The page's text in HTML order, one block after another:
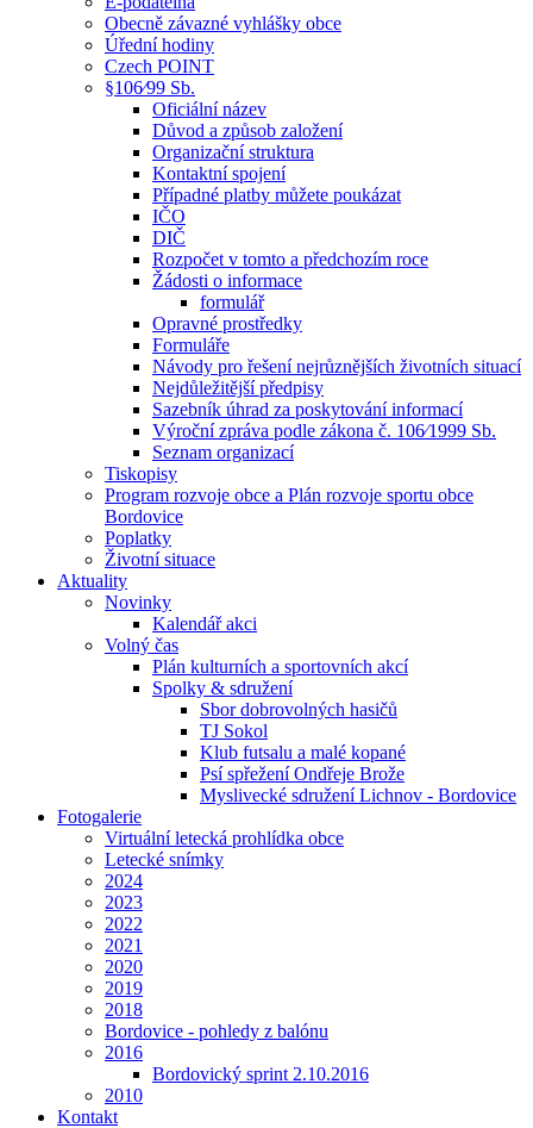
Obecně závazné vyhlášky obce
Úřední hodiny
Czech POINT
§106⁄99 Sb.
Oficiální název
Důvod a způsob založení
Organizační struktura
Kontaktní spojení
Případné platby můžete poukázat
IČO
DIČ
Rozpočet v tomto a předchozím roce
Žádosti o informace
formulář
Opravné prostředky
Formuláře
Návody pro řešení nejrůznějších životních situací
Nejdůležitější předpisy
Sazebník úhrad za poskytování informací
Výroční zpráva podle zákona č. 106⁄1999 Sb.
Seznam organizací
Tiskopisy
Program rozvoje obce a Plán rozvoje sportu obce
Bordovice
Poplatky
Životní situace
Aktuality
Novinky
Kalendář akci
Volný čas
Plán kulturních a sportovních akcí
Spolky & sdružení
Sbor dobrovolných hasičů
TJ Sokol
Klub futsalu a malé kopané
Psí spřežení Ondřeje Brože
Myslivecké sdružení Lichnov - Bordovice
Fotogalerie
Virtuální letecká prohlídka obce
Letecké snímky
2024
2023
2022
2021
2020
2019
2018
Bordovice - pohledy z balónu
2016
Bordovický sprint 2.10.2016
2010
Kontakt